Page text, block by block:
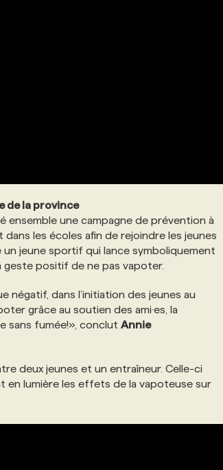
de la province
ensemble une campagne de prévention à
dans les écoles afin de rejoindre les jeunes
jeune sportif qui lance symboliquement
geste positif de ne pas vapoter.
négatif, dans l’initiation des jeunes au
grâce au soutien des ami·es, la
sans fumée!», conclut Annie
deux jeunes et un entraîneur. Celle-ci
lumière les effets de la vapoteuse sur